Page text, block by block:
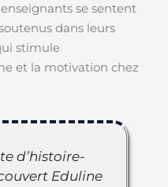
se sentent
dans leurs
stimule
et la motivation chez
d’histoire-
Eduline